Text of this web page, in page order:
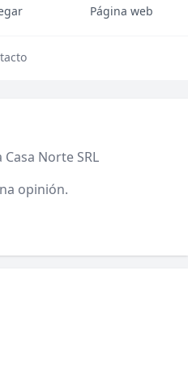
Página web
Norte SRL
opinión.